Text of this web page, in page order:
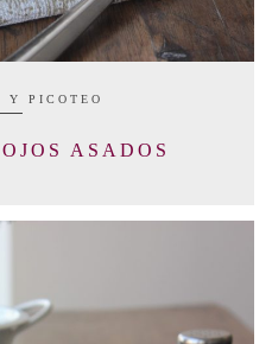
Y PICOTEO
ASADOS